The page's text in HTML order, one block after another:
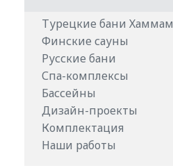
Турецкие бани Хаммам
Финские сауны
Русские бани
Спа-комплексы
Бассейны
Дизайн-проекты
Комплектация
Наши работы